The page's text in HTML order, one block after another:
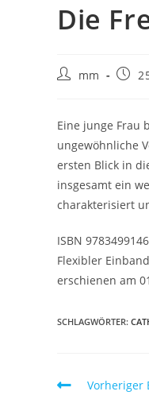
Die
mm
Eine junge Frau
ungewöhnliche
ersten Blick in
insgesamt ein
charakterisiert
ISBN
Flexibler Einband
erschienen am
SCHLAGWÖRTER:
Vorheriger